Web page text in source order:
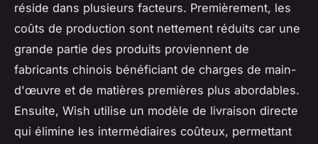
réside dans plusieurs facteurs. Premièrement, les
coûts de production sont nettement réduits car une
grande partie des produits proviennent de
fabricants chinois bénéficiant de charges de main-
d'œuvre et de matières premières plus abordables.
Ensuite, Wish utilise un modèle de livraison directe
qui élimine les intermédiaires coûteux, permettant